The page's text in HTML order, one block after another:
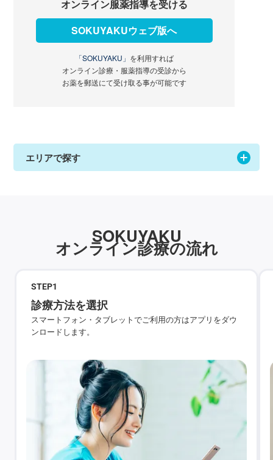
オンライン服薬指導を受ける
SOKUYAKUウェブ版へ
「SOKUYAKU」 を利用すれば
オンライン診療・服薬指導の受診から
お薬を郵送にて受け取る事が可能です
エリアで探す
SOKUYAKU
オンライン診療の流れ
STEP1
診療方法を選択
スマートフォン・タブレットでご利用の方はアプリをダウ
ンロードします。